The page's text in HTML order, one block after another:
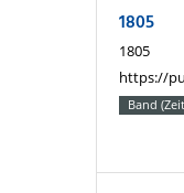
1805
1805
https://
Band